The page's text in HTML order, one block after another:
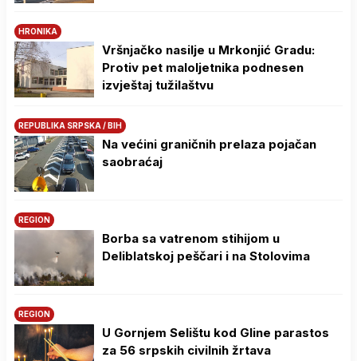
HRONIKA
Vršnjačko nasilje u Mrkonjić Gradu:
Protiv pet maloljetnika podnesen
izvještaj tužilaštvu
REPUBLIKA SRPSKA / BIH
Na većini graničnih prelaza pojačan
saobraćaj
REGION
Borba sa vatrenom stihijom u
Deliblatskoj peščari i na Stolovima
REGION
U Gornjem Selištu kod Gline parastos
za 56 srpskih civilnih žrtava